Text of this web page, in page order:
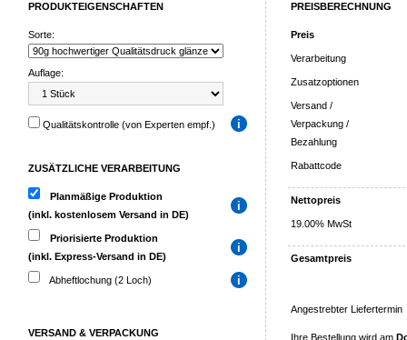
PRODUKTEIGENSCHAFTEN
Sorte:
Auflage:
Qualitätskontrolle (von Experten empf.)
ZUSÄTZLICHE VERARBEITUNG
Planmäßige Produktion
(inkl. kostenlosem Versand in DE)
Priorisierte Produktion
(inkl. Express-Versand in DE)
Abheftlochung (2 Loch)
VERSAND & VERPACKUNG
PREISBERECHNUNG
Preis
Verarbeitung
Zusatzoptionen
Versand /
Verpackung /
Bezahlung
Rabattcode
Nettopreis
19.00% MwSt
Gesamtpreis
Angestrebter Liefertermin
Ihre Bestellung wird am